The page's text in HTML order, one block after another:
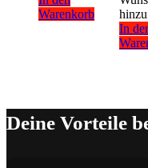
Warenkorb
In
Deine Vorteile